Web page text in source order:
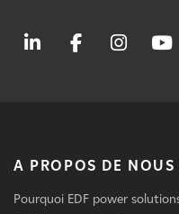
A PROPOS DE NOUS
Pourquoi EDF power